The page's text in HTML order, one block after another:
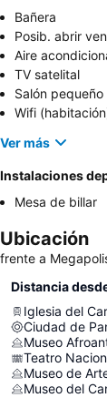
Bañera
Posib. abrir
Aire
TV satelital
Salón pequeño
Wifi
Ver más
Instalaciones
Mesa de billar
Ubicación
frente a
Distancia
Iglesia del
Ciudad de
Museo
Teatro
Museo de